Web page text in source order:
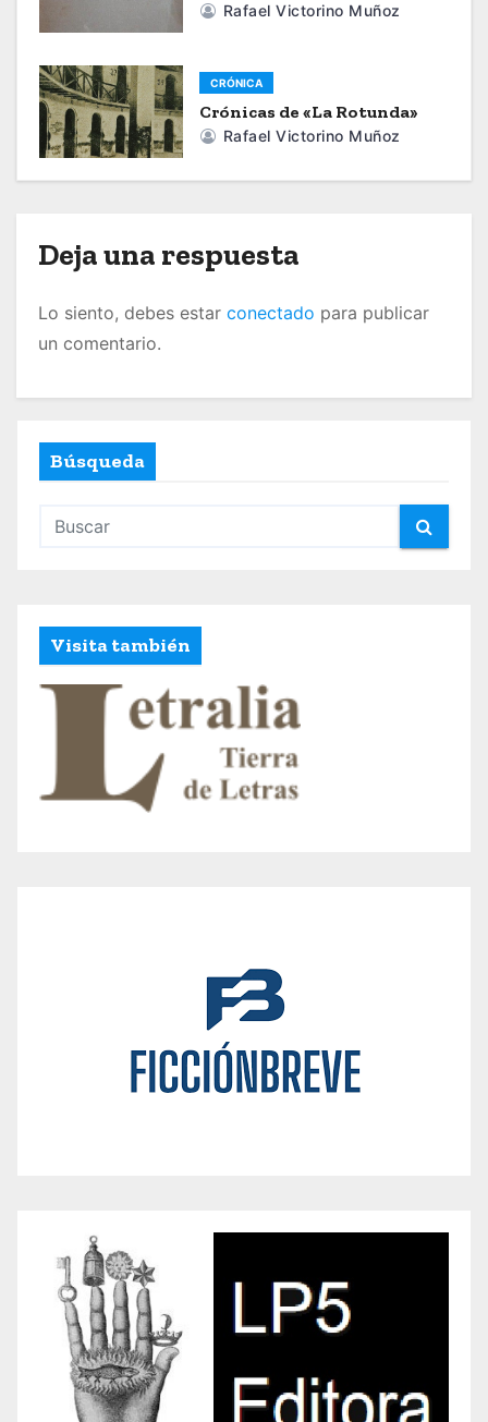
d
e
e
n
r
a
d
a
s
Rafael Victorino Muñoz
CRÓNICA
Crónicas de «La Rotunda»
Rafael Victorino Muñoz
Deja una respuesta
Lo siento, debes estar conectado para publicar
un comentario.
Búsqueda
Visita también